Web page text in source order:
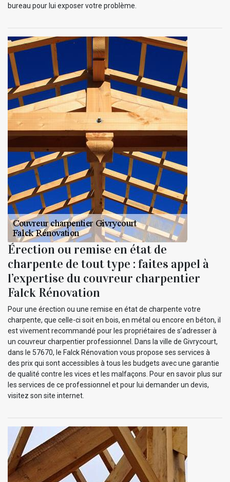
bureau pour lui exposer votre problème.
Érection ou remise en état de
charpente de tout type : faites appel à
l’expertise du couvreur charpentier
Falck Rénovation
Pour une érection ou une remise en état de charpente votre
charpente, que celle-ci soit en bois, en métal ou encore en béton, il
est vivement recommandé pour les propriétaires de s’adresser à
un couvreur charpentier professionnel. Dans la ville de Givrycourt,
dans le 57670, le Falck Rénovation vous propose ses services à
des prix qui sont accessibles à tous les budgets avec une garantie
de qualité contre les vices et les malfaçons. Pour en savoir plus sur
les services de ce professionnel et pour lui demander un devis,
visitez son site internet.